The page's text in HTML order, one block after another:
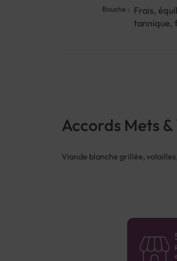
Bouche : Frais,
tannique,
Accords Mets &
Viande blanche grillée,